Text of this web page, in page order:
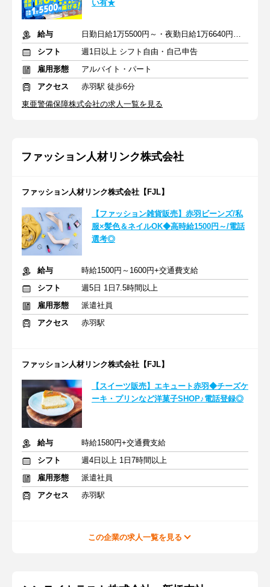
い有★
給与
日勤日給1万5500円～・夜勤日給1万6640円～・通常日給1万1500円
シフト
週1日以上 シフト自由・自己申告
雇用形態
アルバイト・パート
アクセス
赤羽駅 徒歩6分
東亜警備保障株式会社の求人一覧を見る
ファッション人材リンク株式会社
ファッション人材リンク株式会社【FJL】
【ファッション雑貨販売】赤羽ビーンズ/私
服×髪色＆ネイルOK◆高時給1500円～/電話
選考◎
給与
時給1500円～1600円+交通費支給
シフト
週5日 1日7.5時間以上
雇用形態
派遣社員
アクセス
赤羽駅
ファッション人材リンク株式会社【FJL】
【スイーツ販売】エキュート赤羽◆チーズケ
ーキ・プリンなど洋菓子SHOP♪電話登録◎
給与
時給1580円+交通費支給
シフト
週4日以上 1日7時間以上
雇用形態
派遣社員
アクセス
赤羽駅
この企業の求人一覧を見る